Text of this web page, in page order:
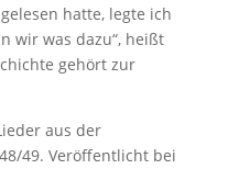
hatte, legte ich
wir was dazu“, heißt
gehört zur
aus der
49. Veröffentlicht bei